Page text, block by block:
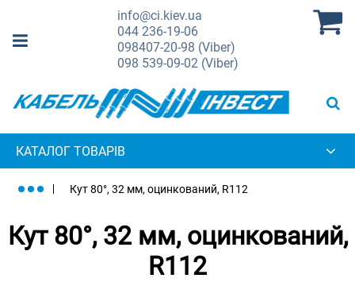
info@ci.kiev.ua
044236-19-06
098407-20-98 (Viber)
098 539-09-02 (Viber)
КАТАЛОГ ТОВАРІВ
Кут 80°, 32 мм, оцинкований, R112
Кут 80°, 32 мм, оцинкований,
R112